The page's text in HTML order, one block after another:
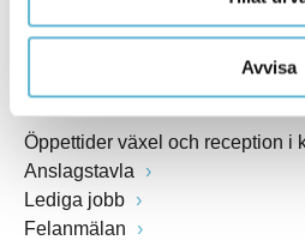
Avvisa
Öppettider växel och reception i
Anslagstavla
Lediga jobb
Felanmälan